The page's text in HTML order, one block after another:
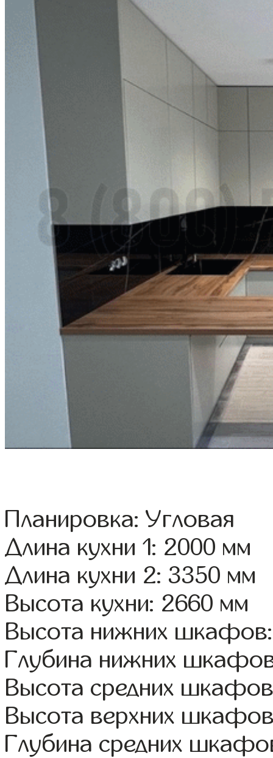
Планировка: Угловая
Длина кухни 1: 2000 мм
Длина кухни 2: 3350 мм
Высота кухни: 2660 мм
Высота нижних
Глубина нижних
Высота средних
Высота верхних
Глубина средних